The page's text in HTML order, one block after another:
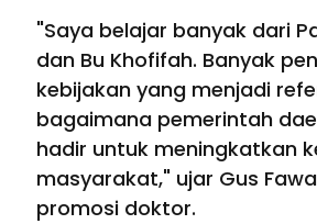
"Saya belajar banyak dari
dan Bu Khofifah. Banyak
kebijakan yang menjadi
bagaimana pemerintah
hadir untuk meningkatkan
masyarakat," ujar Gus
promosi doktor.